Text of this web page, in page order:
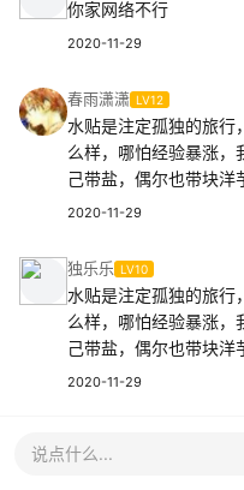
你家网络不行
2020-11-29
春雨潇潇 LV12
水贴是注定孤独的旅行
么样，哪怕经验暴涨，
己带盐，偶尔也带块洋
2020-11-29
独乐乐 LV10
水贴是注定孤独的旅行
么样，哪怕经验暴涨，
己带盐，偶尔也带块洋
2020-11-29
这个逼装的我给82分，
说点什么...